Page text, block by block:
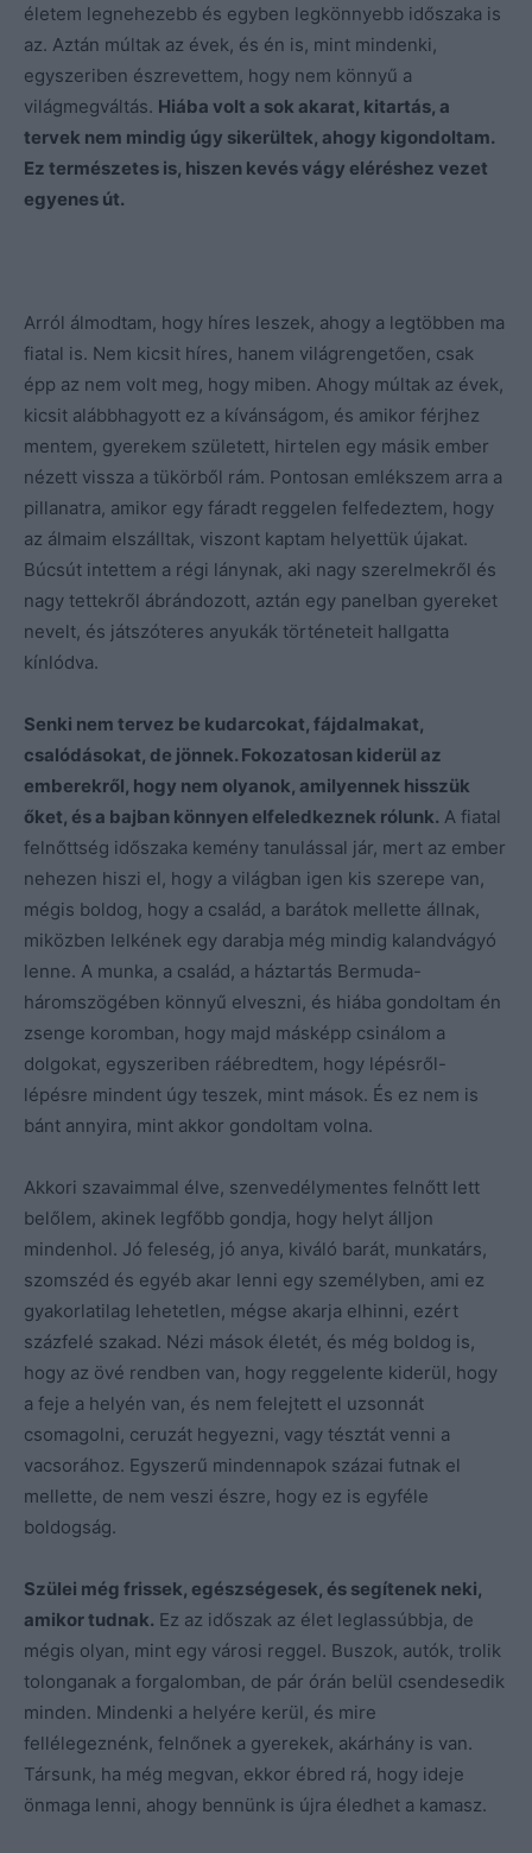
életem legnehezebb és egyben legkönnyebb időszaka is
az. Aztán múltak az évek, és én is, mint mindenki,
egyszeriben észrevettem, hogy nem könnyű a
világmegváltás. Hiába volt a sok akarat, kitartás, a
tervek nem mindig úgy sikerültek, ahogy kigondoltam.
Ez természetes is, hiszen kevés vágy eléréshez vezet
egyenes út.
Arról álmodtam, hogy híres leszek, ahogy a legtöbben ma
fiatal is. Nem kicsit híres, hanem világrengetően, csak
épp az nem volt meg, hogy miben. Ahogy múltak az évek,
kicsit alábbhagyott ez a kívánságom, és amikor férjhez
mentem, gyerekem született, hirtelen egy másik ember
nézett vissza a tükörből rám. Pontosan emlékszem arra a
pillanatra, amikor egy fáradt reggelen felfedeztem, hogy
az álmaim elszálltak, viszont kaptam helyettük újakat.
Búcsút intettem a régi lánynak, aki nagy szerelmekről és
nagy tettekről ábrándozott, aztán egy panelban gyereket
nevelt, és játszóteres anyukák történeteit hallgatta
kínlódva.
Senki nem tervez be kudarcokat, fájdalmakat,
csalódásokat, de jönnek. Fokozatosan kiderül az
emberekről, hogy nem olyanok, amilyennek hisszük
őket, és a bajban könnyen elfeledkeznek rólunk. A fiatal
felnőttség időszaka kemény tanulással jár, mert az ember
nehezen hiszi el, hogy a világban igen kis szerepe van,
mégis boldog, hogy a család, a barátok mellette állnak,
miközben lelkének egy darabja még mindig kalandvágyó
lenne. A munka, a család, a háztartás Bermuda-
háromszögében könnyű elveszni, és hiába gondoltam én
zsenge koromban, hogy majd másképp csinálom a
dolgokat, egyszeriben ráébredtem, hogy lépésről-
lépésre mindent úgy teszek, mint mások. És ez nem is
bánt annyira, mint akkor gondoltam volna.
Akkori szavaimmal élve, szenvedélymentes felnőtt lett
belőlem, akinek legfőbb gondja, hogy helyt álljon
mindenhol. Jó feleség, jó anya, kiváló barát, munkatárs,
szomszéd és egyéb akar lenni egy személyben, ami ez
gyakorlatilag lehetetlen, mégse akarja elhinni, ezért
százfelé szakad. Nézi mások életét, és még boldog is,
hogy az övé rendben van, hogy reggelente kiderül, hogy
a feje a helyén van, és nem felejtett el uzsonnát
csomagolni, ceruzát hegyezni, vagy tésztát venni a
vacsorához. Egyszerű mindennapok százai futnak el
mellette, de nem veszi észre, hogy ez is egyféle
boldogság.
Szülei még frissek, egészségesek, és segítenek neki,
amikor tudnak. Ez az időszak az élet leglassúbbja, de
mégis olyan, mint egy városi reggel. Buszok, autók, trolik
tolonganak a forgalomban, de pár órán belül csendesedik
minden. Mindenki a helyére kerül, és mire
fellélegeznénk, felnőnek a gyerekek, akárhány is van.
Társunk, ha még megvan, ekkor ébred rá, hogy ideje
önmaga lenni, ahogy bennünk is újra éledhet a kamasz.